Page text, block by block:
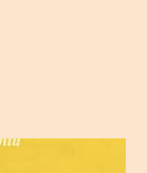
quindi di " I nostri
10.99 Link